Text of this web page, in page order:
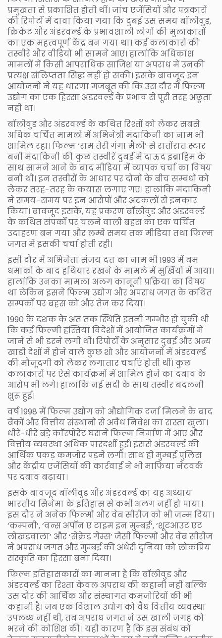
प्रमुखता से प्रकाशित होती थीं। जांच एजेंसियों और पत्रकारों
की रिपोर्टों में दावा किया गया कि दुबई उस समय बाॅलीवुड,
क्रिकेट और अंडरवर्ल्ड के प्रभावशाली लोगों की मुलाकातों
का एक महत्वपूर्ण केंद्र बन गया था। कई कलाकारों की
तस्वीरें और वीडियो भी सामने आए। हालांकि अधिकांश
मामलों में किसी आपराधिक साजिश या अपराध में उनकी
प्रत्यक्ष संलिप्तता सिद्ध नहीं हो सकी। इसके बावजूद इन
आयोजनों ने यह धारणा मजबूत की कि उस दौर में फिल्म
उद्योग का एक हिस्सा अंडरवर्ल्ड के प्रभाव से पूरी तरह अछूता
नहीं था।
बॉलीवुड और अंडरवर्ल्ड के कथित रिश्तों को लेकर सबसे
अधिक चर्चित मामलों में अभिनेत्री मंदाकिनी का नाम भी
शामिल रहा। फिल्म ‘राम तेरी गंगा मैली’ से रातोंरात स्टार
बनीं मंदाकिनी की कुछ तस्वीरें दुबई में दाऊद इब्राहिम के
साथ सामने आने के बाद मीडिया में व्यापक चर्चा का विषय
बनी थीं। इन तस्वीरों के आधार पर दोनों के बीच सम्बंधों को
लेकर तरह-तरह के कयास लगाए गए। हालांकि मंदाकिनी
ने समय-समय पर इन आरोपों और अटकलों से इनकार
किया। बावजूद इसके, यह प्रकरण बॉलीवुड और अंडरवर्ल्ड
के कथित संपर्कों पर चलने वाली बहस का एक चर्चित
उदाहरण बन गया और लम्बे समय तक मीडिया तथा फिल्म
जगत में इसकी चर्चा होती रही।
इसी दौर में अभिनेता संजय दत्त का नाम भी 1993 में बम
धमाकों के बाद हथियार रखने के मामले में सुर्खियों में आया।
हालांकि उनका मामला अलग कानूनी प्रक्रिया का विषय
था लेकिन इसने फिल्म उद्योग और अपराध जगत के कथित
सम्पर्कों पर बहस को और तेज कर दिया।
1990 के दशक के अंत तक स्थिति इतनी गम्भीर हो चुकी थी
कि कई फिल्मी हस्तियां विदेशों में आयोजित कार्यक्रमों में
जाने से भी डरने लगी थीं। रिपोर्टों के अनुसार दुबई और अन्य
खाड़ी देशों में होने वाले कुछ शो और आयोजनों में अंडरवर्ल्ड
की मौजूदगी को लेकर लगातार चर्चाएं होती थीं। कुछ
कलाकारों पर ऐसे कार्यक्रमों में शामिल होने का दबाव के
आरोप भी लगे। हालांकि नई सदी के साथ तस्वीर बदलनी
शुरू हुई।
वर्ष 1998 में फिल्म उद्योग को औद्योगिक दर्जा मिलने के बाद
बैंकों और वित्तीय संस्थानों से अवैध निवेश का रास्ता खुला।
धीरे-धीरे बड़े काॅरपोरेट घराने फिल्म निर्माण में आए और
वित्तीय व्यवस्था अधिक पारदर्शी हुई। इससे अंडरवर्ल्ड की
आर्थिक पकड़ कमजोर पड़ने लगी। साथ ही मुम्बई पुलिस
और केंद्रीय एजेंसियों की कार्रवाई ने भी माफिया नेटवर्क
पर दबाव बढ़ाया।
इसके बावजूद बॉलीवुड और अंडरवर्ल्ड का यह अध्याय
भारतीय सिनेमा के इतिहास से कभी अलग नहीं हो पाया।
इस दौर ने अनेक फिल्मों और वेब सीरीज को भी जन्म दिया।
‘कम्पनी’, ‘वन्स अपॉन ए टाइम इन मुम्बई’, ‘शूटआउट एट
लोखंडवाला’ और ‘सेक्रेड गेम्स’ जैसी फिल्मों और वेब सीरीज
ने अपराध जगत और मुम्बई की अंधेरी दुनिया को लोकप्रिय
संस्कृति का हिस्सा बना दिया।
फिल्म इतिहासकारों का मानना है कि बॉलीवुड और
अंडरवर्ल्ड का रिश्ता केवल अपराध की कहानी नहीं बल्कि
उस दौर की आर्थिक और संस्थागत कमजोरियों की भी
कहानी है। जब एक विशाल उद्योग को वैध वित्तीय व्यवस्था
उपलब्ध नहीं थी, तब अपराध जगत ने उस खाली जगह को
भरने की कोशिश की। यही कारण है कि इस संबंध को